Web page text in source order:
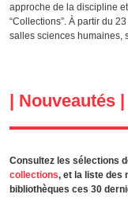
approche de la discipline
“Collections”. À partir du
salles sciences humaines,
| Nouveautés |
Consultez les sélections
collections, et la liste des
bibliothèques ces 30